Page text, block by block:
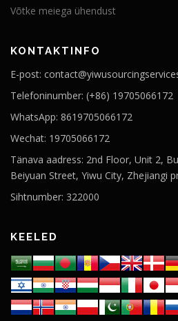
Võtke meiega ühendust
KONTAKTINFO
E-post:
Telefoninumber: (+86) 19705066172
WhatsApp: 8619705066172
Wechat: 19705066172
Tänava aadress: 2nd Floor, Unit 2,
Beiyuan Street, Yiwu City, Zhejiangi
Sihtnumber: 322000
KEELED